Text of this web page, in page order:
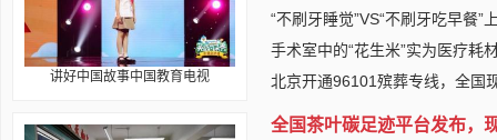
讲好中国故事中国教育电视
“不刷牙睡觉”VS“不刷牙吃早餐”
手术室中的“花生米”实为医疗耗
北京开通96101殡葬专线，全国
全国茶叶碳足迹平台发布，